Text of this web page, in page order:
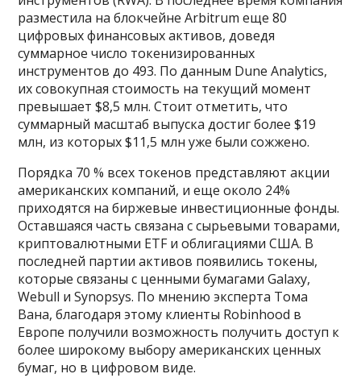
разместила на блокчейне Arbitrum еще 80
цифровых финансовых активов, доведя
суммарное число токенизированных
инструментов до 493. По данным Dune Analytics,
их совокупная стоимость на текущий момент
превышает $8,5 млн. Стоит отметить, что
суммарный масштаб выпуска достиг более $19
млн, из которых $11,5 млн уже были сожжено.
Порядка 70 % всех токенов представляют акции
американских компаний, и еще около 24%
приходятся на биржевые инвестиционные фонды.
Оставшаяся часть связана с сырьевыми товарами,
криптовалютными ETF и облигациями США. В
последней партии активов появились токены,
которые связаны с ценными бумагами Galaxy,
Webull и Synopsys. По мнению эксперта Тома
Вана, благодаря этому клиенты Robinhood в
Европе получили возможность получить доступ к
более широкому выбору американских ценных
бумаг, но в цифровом виде.